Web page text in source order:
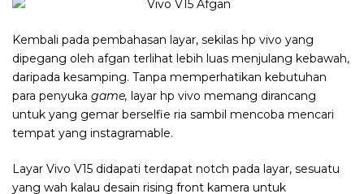
Kembali pada pembahasan layar, sekilas hp vivo yang
dipegang oleh afgan terlihat lebih luas menjulang kebawah,
daripada kesamping. Tanpa memperhatikan kebutuhan
para penyuka game, layar hp vivo memang dirancang
untuk yang gemar berselfie ria sambil mencoba mencari
tempat yang instagramable.
Layar Vivo V15 didapati terdapat notch pada layar, sesuatu
yang wah kalau desain rising front kamera untuk